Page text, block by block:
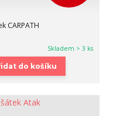
CARPATH
Skladem > 3 ks
do košíku